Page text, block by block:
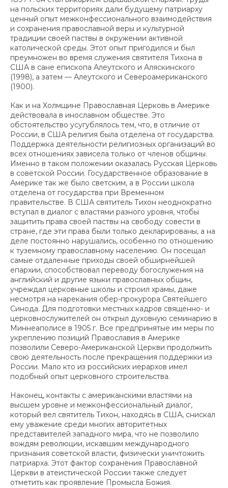
на польских территориях дали будущему патриарху
ценный опыт межконфессионального взаимодействия
и сохранения православной веры и культурной
традиции своей паствы в окружении активной
католической среды. Этот опыт пригодился и был
преумножен во время служения святителя Тихона в
США в сане епископа Алеутского и Аляскинского
(1998), а затем — Алеутского и Североамериканского
(1900).
Как и на Холмщине Православная Церковь в Америке
действовала в инославном обществе. Это
обстоятельство усугублялось тем, что, в отличие от
России, в США религия была отделена от государства.
Поддержка деятельности религиозных организаций во
всех отношениях зависела только от членов общины.
Именно в таком положении оказалась Русская Церковь
в советской России. Государственное образование в
Америке так же было светским, а в России школа
отделена от государства при Временном
правительстве. В США святитель Тихон неоднократно
вступал в диалог с властями разного уровня, чтобы
защитить права своей паствы на свободу совести в
стране, где эти права были только декларированы, а на
деле постоянно нарушались, особенно по отношению
к туземному православному населению. Он посещал
самые отдаленные приходы своей обширнейшей
епархии, способствовал переводу богослужения на
английский и другие языки православных общин,
учреждал церковные школы и строил храмы, даже
несмотря на нарекания обер-прокурора Святейшего
Синода. Для подготовки местных кадров священно- и
церковнослужителей он открыл духовную семинарию в
Миннеаполисе в 1905 г. Все предпринятые им меры по
укреплению позиций Православия в Америке
позволили Северо-Американской Церкви продолжить
свою деятельность после прекращения поддержки из
России. Мало кто из российских иерархов имел
подобный опыт церковного строительства.
Наконец, контакты с американскими властями на
высшем уровне и межконфессиональный диалог,
который вел святитель Тихон, находясь в США, снискал
ему уважение среди многих авторитетных
представителей западного мира, что не позволило
вождям революции, искавшим международного
признания советской власти, физически уничтожить
патриарха. Этот фактор сохранения Православной
Церкви в атеистической России также следует
отметить как проявление Промысла Божия.